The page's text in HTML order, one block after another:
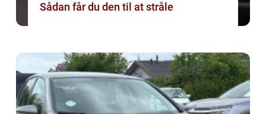
Sådan får du den til at stråle